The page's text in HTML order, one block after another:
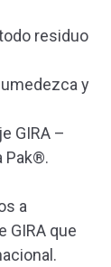
residuo
y
GIRA –
Pak®.
a
GIRA que